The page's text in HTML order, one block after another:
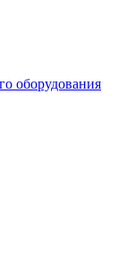
оборудования